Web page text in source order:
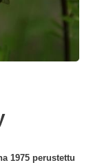
1975 perustettu